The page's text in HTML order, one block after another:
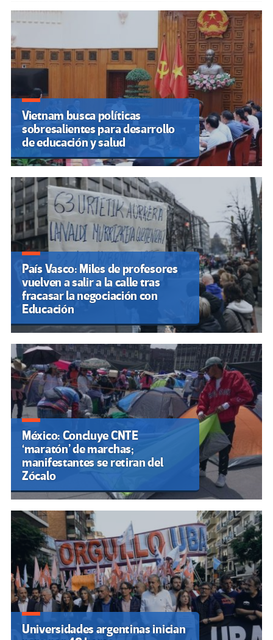
Vietnam busca políticas
sobresalientes para desarrollo
de educación y salud
País Vasco: Miles de profesores
vuelven a salir a la calle tras
fracasar la negociación con
Educación
México: Concluye CNTE
‘maratón’ de marchas;
manifestantes se retiran del
Zócalo
Universidades argentinas inician